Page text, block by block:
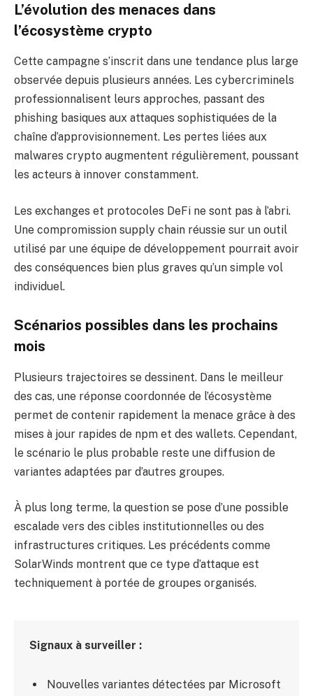
L’évolution des menaces dans
l’écosystème crypto
Cette campagne s’inscrit dans une tendance plus large
observée depuis plusieurs années. Les cybercriminels
professionnalisent leurs approches, passant des
phishing basiques aux attaques sophistiquées de la
chaîne d’approvisionnement. Les pertes liées aux
malwares crypto augmentent régulièrement, poussant
les acteurs à innover constamment.
Les exchanges et protocoles DeFi ne sont pas à l’abri.
Une compromission supply chain réussie sur un outil
utilisé par une équipe de développement pourrait avoir
des conséquences bien plus graves qu’un simple vol
individuel.
Scénarios possibles dans les prochains
mois
Plusieurs trajectoires se dessinent. Dans le meilleur
des cas, une réponse coordonnée de l’écosystème
permet de contenir rapidement la menace grâce à des
mises à jour rapides de npm et des wallets. Cependant,
le scénario le plus probable reste une diffusion de
variantes adaptées par d’autres groupes.
À plus long terme, la question se pose d’une possible
escalade vers des cibles institutionnelles ou des
infrastructures critiques. Les précédents comme
SolarWinds montrent que ce type d’attaque est
techniquement à portée de groupes organisés.
Signaux à surveiller :
Nouvelles variantes détectées par Microsoft